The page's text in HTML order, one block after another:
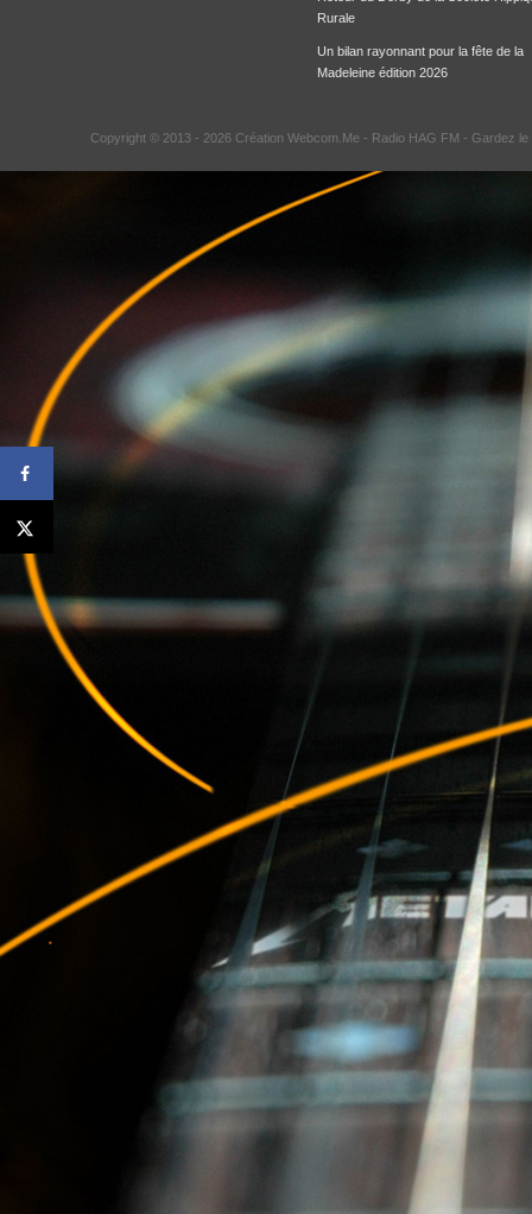
Rurale
Un bilan rayonnant pour la fête de la
Madeleine édition 2026
Copyright © 2013 - 2026 Création Webcom.Me - Radio HAG FM - Gardez le